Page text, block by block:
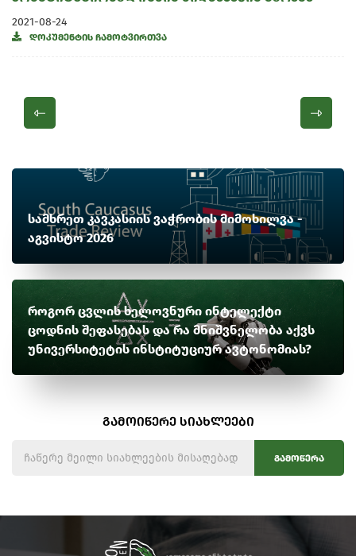
2021-08-24
დოკუმენტის ჩამოტვირთვა
სამხრეთ კავკასიის ვაჭრობის მიმოხილვა -
აგვისტო 2026
როგორ ცვლის ხელოვნური ინტელექტი
ცოდნის შეფასებას და რა მნიშვნელობა აქვს
უნივერსიტეტის ინსტიტუციურ ავტონომიას?
გამოიწერე სიახლეები
გამოწერა